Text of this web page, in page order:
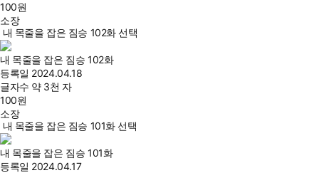
100원
소장
내 목줄을 잡은 짐승 102화 선택
내 목줄을 잡은 짐승 102화
등록일 2024.04.18
글자수 약 3천 자
100원
소장
내 목줄을 잡은 짐승 101화 선택
내 목줄을 잡은 짐승 101화
등록일 2024.04.17